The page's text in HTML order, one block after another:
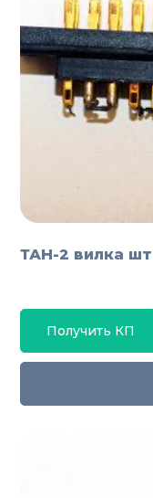
ТАН-2 вилка шт
Получить КП